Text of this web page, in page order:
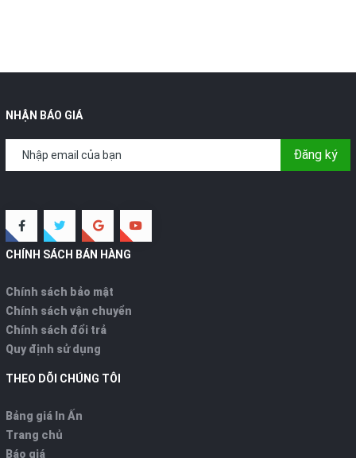
NHẬN BÁO GIÁ
Đăng ký
CHÍNH SÁCH BÁN HÀNG
Chính sách bảo mật
Chính sách vận chuyển
Chính sách đổi trả
Quy định sử dụng
THEO DÕI CHÚNG TÔI
Bảng giá In Ấn
Trang chủ
Báo giá